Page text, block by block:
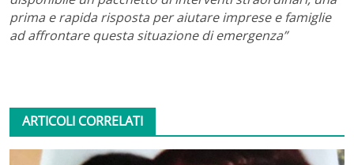
prima e rapida risposta per aiutare imprese e famiglie
ad affrontare questa situazione di emergenza”
ARTICOLI CORRELATI